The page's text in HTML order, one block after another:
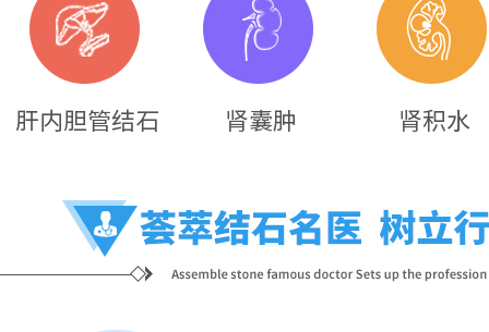
肝内胆管结石 肾囊肿 肾积水